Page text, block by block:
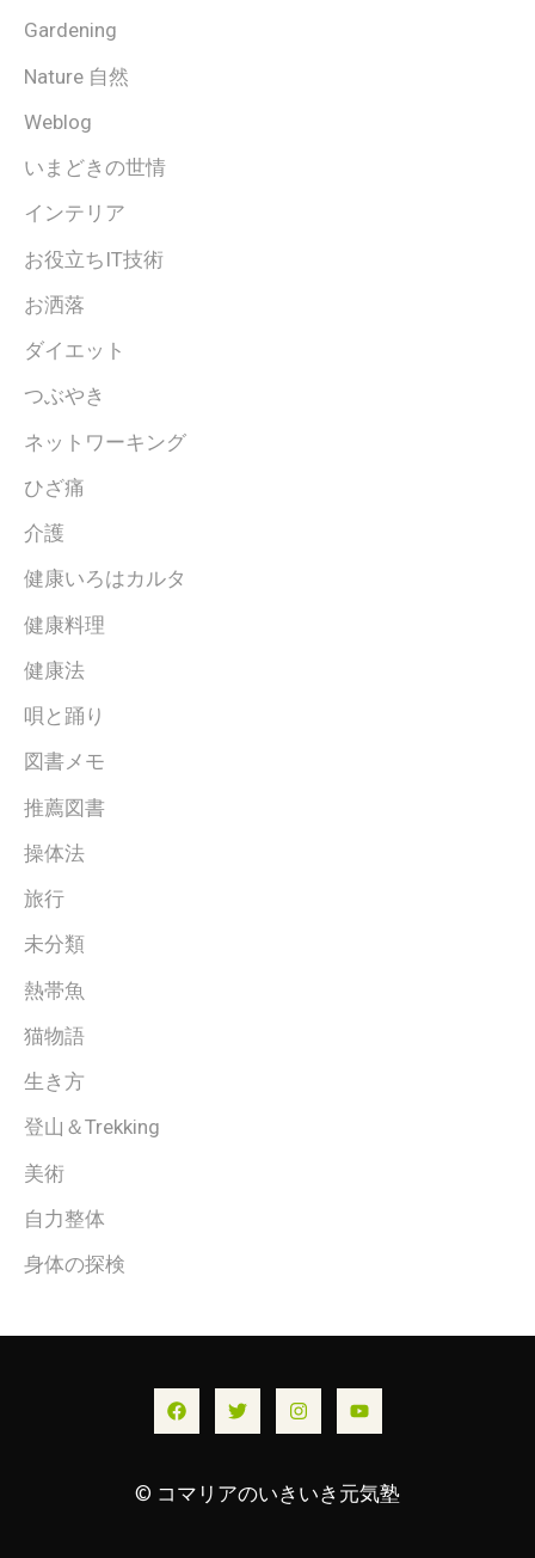
Gardening
Nature 自然
Weblog
いまどきの世情
インテリア
お役立ちIT技術
お洒落
ダイエット
つぶやき
ネットワーキング
ひざ痛
介護
健康いろはカルタ
健康料理
健康法
唄と踊り
図書メモ
推薦図書
操体法
旅行
未分類
熱帯魚
猫物語
生き方
登山＆Trekking
美術
自力整体
身体の探検
© コマリアのいきいき元気塾